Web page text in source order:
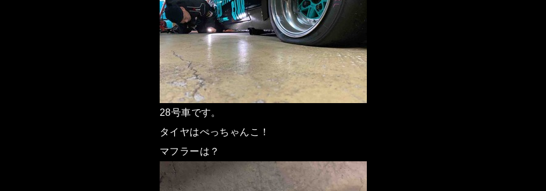
28号車です。
タイヤはぺっちゃんこ！
マフラーは？